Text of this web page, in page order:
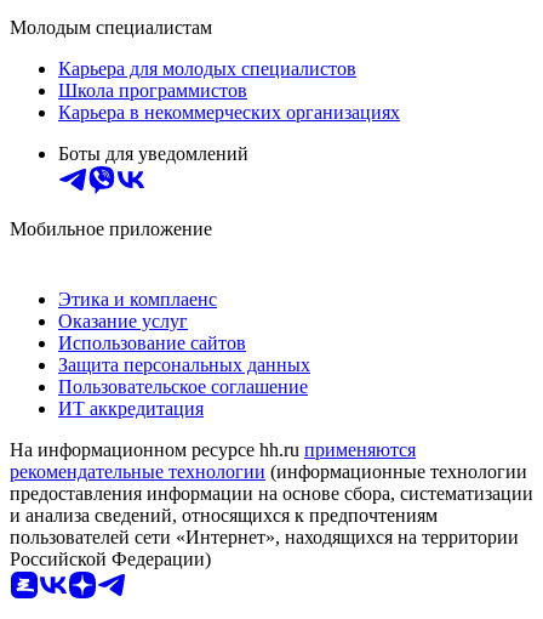
Молодым специалистам
Карьера для молодых специалистов
Школа программистов
Карьера в некоммерческих организациях
Боты для уведомлений
Мобильное приложение
Этика и комплаенс
Оказание услуг
Использование сайтов
Защита персональных данных
Пользовательское соглашение
ИТ аккредитация
На информационном ресурсе hh.ru применяются
рекомендательные технологии (информационные технологии
предоставления информации на основе сбора, систематизации
и анализа сведений, относящихся к предпочтениям
пользователей сети «Интернет», находящихся на территории
Российской Федерации)